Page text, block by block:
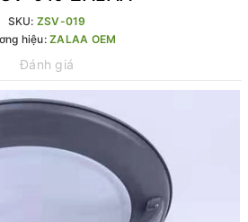
SKU: ZSV-019
hiệu: ZALAA OEM
Đánh giá